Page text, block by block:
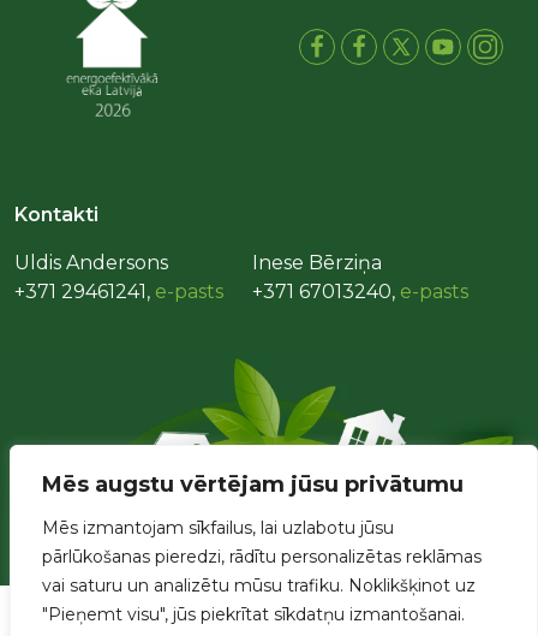
Mēs augstu vērtējam jūsu privātumu
Mēs izmantojam sīkfailus, lai uzlabotu jūsu
pārlūkošanas pieredzi, rādītu personalizētas reklāmas
vai saturu un analizētu mūsu trafiku. Noklikšķinot uz
"Pieņemt visu", jūs piekrītat sīkdatņu izmantošanai.
Kontakti
Uldis Andersons
+371 29461241, e-pasts
Inese Bērziņa
+371 67013240, e-pasts